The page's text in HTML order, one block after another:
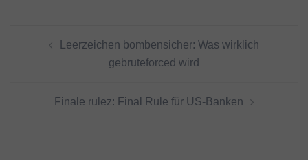
Leerzeichen bombensicher: Was wirklich
gebruteforced wird
Finale rulez: Final Rule für US-Banken